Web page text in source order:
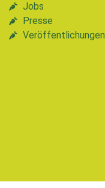
Jobs
Presse
Veröffentlichungen